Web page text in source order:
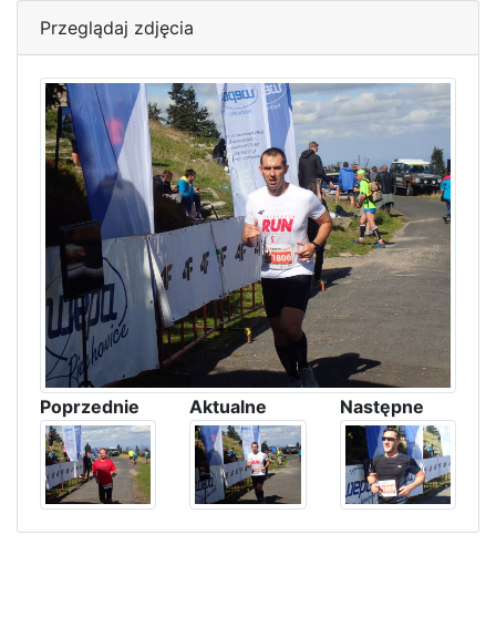
Przeglądaj zdjęcia
Poprzednie Aktualne Następne